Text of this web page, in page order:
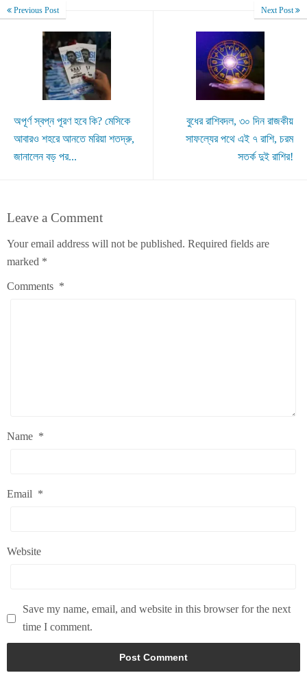
Previous Post
অপূর্ণ স্বপ্ন পূরণ হবে কি? মেসিকে
আবারও শহরে আনতে মরিয়া শতদ্রু,
জানালেন বড় পর...
Next Post
বুধের রাশিবদল, ৩০ দিন রাজকীয়
সাফল্যের পথে এই ৭ রাশি, চরম
সতর্ক দুই রাশির!
Leave a Comment
Your email address will not be published. Required fields are
marked *
Comments *
Name *
Email *
Website
Save my name, email, and website in this browser for the next
time I comment.